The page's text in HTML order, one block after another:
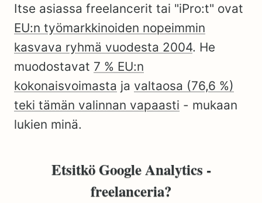
Itse asiassa freelancerit tai "iPro:t" ovat
EU:n työmarkkinoiden nopeimmin
kasvava ryhmä vuodesta 2004. He
muodostavat 7 % EU:n
kokonaisvoimasta ja valtaosa (76,6 %)
teki tämän valinnan vapaasti - mukaan
lukien minä.
Etsitkö Google Analytics -
freelanceria?